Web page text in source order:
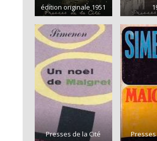
édition originale 1951
Presses de la Cité